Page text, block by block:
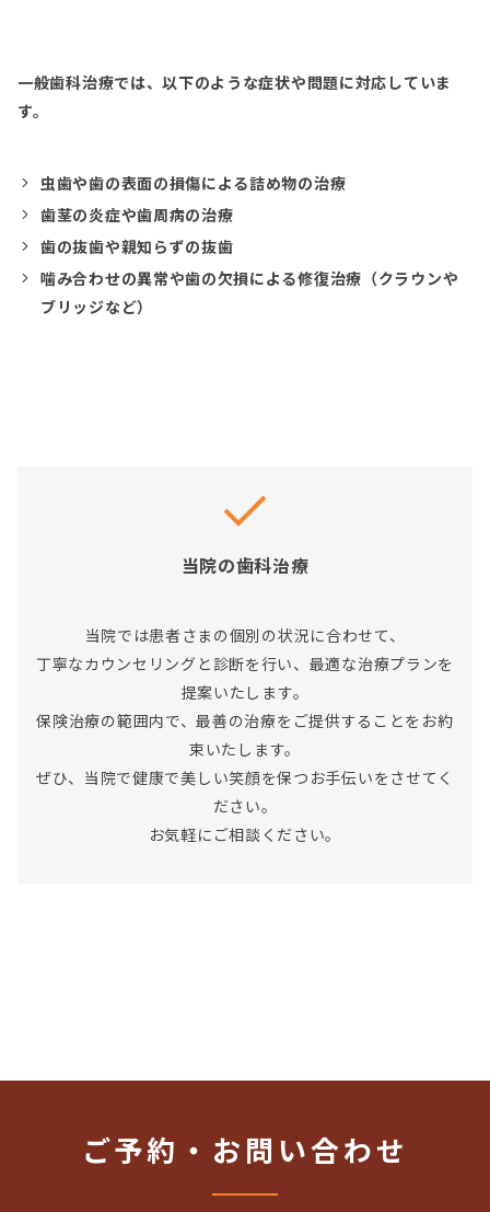
一般歯科治療では、以下のような症状や問題に対応していま
す。
虫歯や歯の表面の損傷による詰め物の治療
歯茎の炎症や歯周病の治療
歯の抜歯や親知らずの抜歯
噛み合わせの異常や歯の欠損による修復治療（クラウンや
ブリッジなど）
当院の歯科治療
当院では患者さまの個別の状況に合わせて、
丁寧なカウンセリングと診断を行い、最適な治療プランを
提案いたします。
保険治療の範囲内で、最善の治療をご提供することをお約
束いたします。
ぜひ、当院で健康で美しい笑顔を保つお手伝いをさせてく
ださい。
お気軽にご相談ください。
ご予約・お問い合わせ